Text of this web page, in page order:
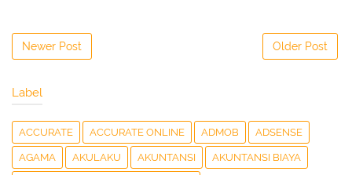
Newer Post Older Post
Label
ACCURATE ACCURATE ONLINE ADMOB ADSENSE
AGAMA AKULAKU AKUNTANSI AKUNTANSI BIAYA